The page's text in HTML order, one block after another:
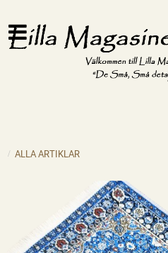
ALLA ARTIKLAR